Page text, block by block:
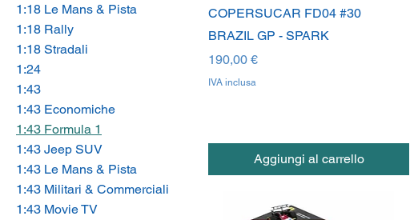
1:18 Le Mans & Pista
1:18 Rally
1:18 Stradali
1:24
1:43
1:43 Economiche
1:43 Formula 1
1:43 Jeep SUV
1:43 Le Mans & Pista
1:43 Militari & Commerciali
1:43 Movie TV
COPERSUCAR FD04 #30
BRAZIL GP - SPARK
Prezzo
190,00 €
IVA inclusa
Aggiungi al carrello